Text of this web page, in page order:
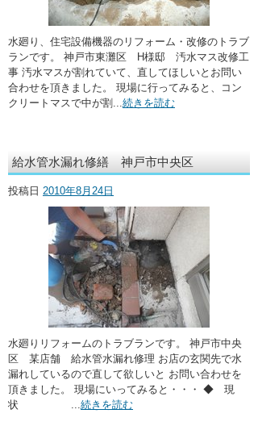
水廻り、住宅設備機器のリフォーム・改修のトラブ
ランです。 神戸市東灘区 H様邸 汚水マス改修工
事 汚水マスが割れていて、直してほしいとお問い
合わせを頂きました。 現場に行ってみると、コン
クリートマスで中が割... 続きを読む
給水管水漏れ修繕 神戸市中央区
投稿日 2010年8月24日
水廻りリフォームのトラブランです。 神戸市中央
区 某店舗 給水管水漏れ修理 お店の玄関先で水
漏れしているので直して欲しいと お問い合わせを
頂きました。 現場にいってみると・・・ ◆ 現
状 ... 続きを読む